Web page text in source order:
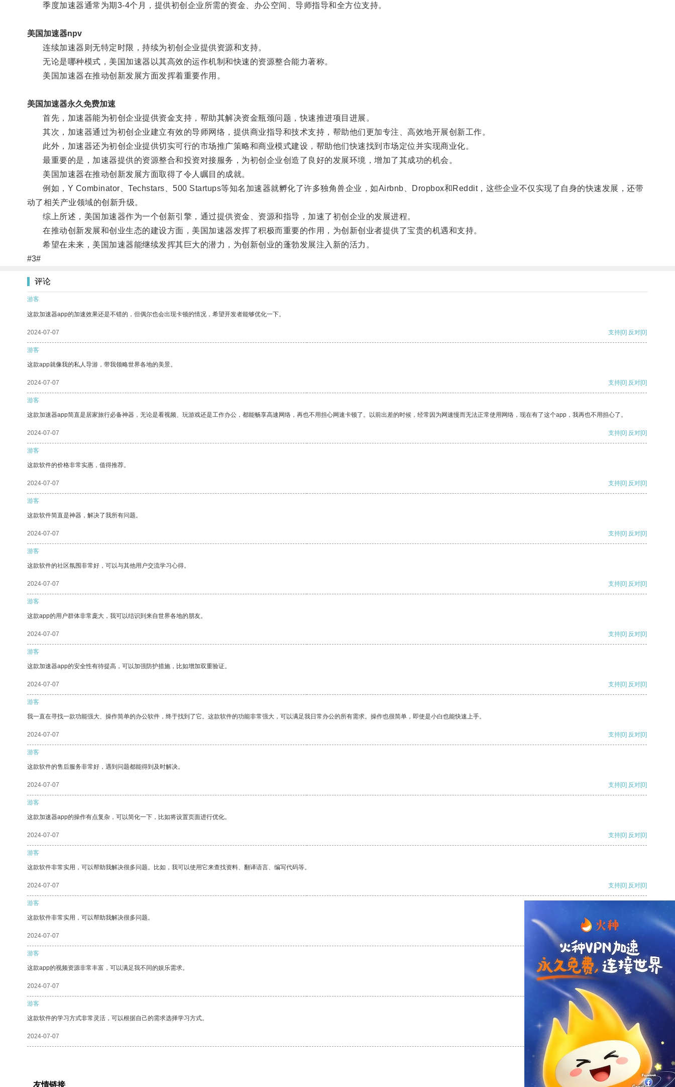
季度加速器通常为期3-4个月，提供初创企业所需的资金、办公空间、导师指导和全方位支持。
美国加速器npv
连续加速器则无特定时限，持续为初创企业提供资源和支持。
无论是哪种模式，美国加速器以其高效的运作机制和快速的资源整合能力著称。
美国加速器在推动创新发展方面发挥着重要作用。
美国加速器永久免费加速
首先，加速器能为初创企业提供资金支持，帮助其解决资金瓶颈问题，快速推进项目进展。
其次，加速器通过为初创企业建立有效的导师网络，提供商业指导和技术支持，帮助他们更加专注、高效地开展创新工作。
此外，加速器还为初创企业提供切实可行的市场推广策略和商业模式建设，帮助他们快速找到市场定位并实现商业化。
最重要的是，加速器提供的资源整合和投资对接服务，为初创企业创造了良好的发展环境，增加了其成功的机会。
美国加速器在推动创新发展方面取得了令人瞩目的成就。
例如，Y Combinator、Techstars、500 Startups等知名加速器就孵化了许多独角兽企业，如Airbnb、Dropbox和Reddit，这些企业不仅实现了自身的快速发展，还带
动了相关产业领域的创新升级。
综上所述，美国加速器作为一个创新引擎，通过提供资金、资源和指导，加速了初创企业的发展进程。
在推动创新发展和创业生态的建设方面，美国加速器发挥了积极而重要的作用，为创新创业者提供了宝贵的机遇和支持。
希望在未来，美国加速器能继续发挥其巨大的潜力，为创新创业的蓬勃发展注入新的活力。
#3#
评论
游客
这款加速器app的加速效果还是不错的，但偶尔也会出现卡顿的情况，希望开发者能够优化一下。
2024-07-07 支持[0] 反对[0]
游客
这款app就像我的私人导游，带我领略世界各地的美景。
2024-07-07 支持[0] 反对[0]
游客
这款加速器app简直是居家旅行必备神器，无论是看视频、玩游戏还是工作办公，都能畅享高速网络，再也不用担心网速卡顿了。以前出差的时候，经常因为网速慢而无法正常使用网络，现在有了这个app，我再也不用担心了。
2024-07-07 支持[0] 反对[0]
游客
这款软件的价格非常实惠，值得推荐。
2024-07-07 支持[0] 反对[0]
游客
这款软件简直是神器，解决了我所有问题。
2024-07-07 支持[0] 反对[0]
游客
这款软件的社区氛围非常好，可以与其他用户交流学习心得。
2024-07-07 支持[0] 反对[0]
游客
这款app的用户群体非常庞大，我可以结识到来自世界各地的朋友。
2024-07-07 支持[0] 反对[0]
游客
这款加速器app的安全性有待提高，可以加强防护措施，比如增加双重验证。
2024-07-07 支持[0] 反对[0]
游客
我一直在寻找一款功能强大、操作简单的办公软件，终于找到了它。这款软件的功能非常强大，可以满足我日常办公的所有需求。操作也很简单，即使是小白也能快速上手。
2024-07-07 支持[0] 反对[0]
游客
这款软件的售后服务非常好，遇到问题都能得到及时解决。
2024-07-07 支持[0] 反对[0]
游客
这款加速器app的操作有点复杂，可以简化一下，比如将设置页面进行优化。
2024-07-07 支持[0] 反对[0]
游客
这款软件非常实用，可以帮助我解决很多问题。比如，我可以使用它来查找资料、翻译语言、编写代码等。
2024-07-07 支持[0] 反对[0]
游客
这款软件非常实用，可以帮助我解决很多问题。
2024-07-07
游客
这款app的视频资源非常丰富，可以满足我不同的娱乐需求。
2024-07-07 反对
游客
这款软件的学习方式非常灵活，可以根据自己的需求选择学习方式。
2024-07-07 反对[0]
友情链接